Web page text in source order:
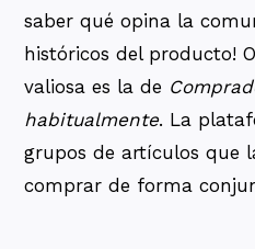
saber qué opina la
históricos del producto!
valiosa es la de
habitualmente. La
grupos de artículos que
comprar de forma